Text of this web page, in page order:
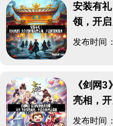
安装有
领，开启
发布时间
《剑网
亮相，
发布时间